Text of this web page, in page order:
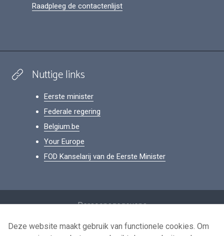
Raadpleeg de contactenlijst
Nuttige links
Eerste minister
Federale regering
Belgium.be
Your Europe
FOD Kanselarij van de Eerste Minister
Persoonsgegevens
Voorwaarden voor het hergebruik
Deze website maakt gebruik van functionele cookies. Om